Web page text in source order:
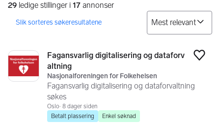
29 ledige stillinger i 17 annonser
Søkeresultater
Fagansvarlig digitalisering og dataforv
altning
Nasjonalforeningen for Folkehelsen
Fagansvarlig digitalisering og dataforvaltning
søkes
Oslo 8 dager siden
Betalt plassering
Enkel søknad